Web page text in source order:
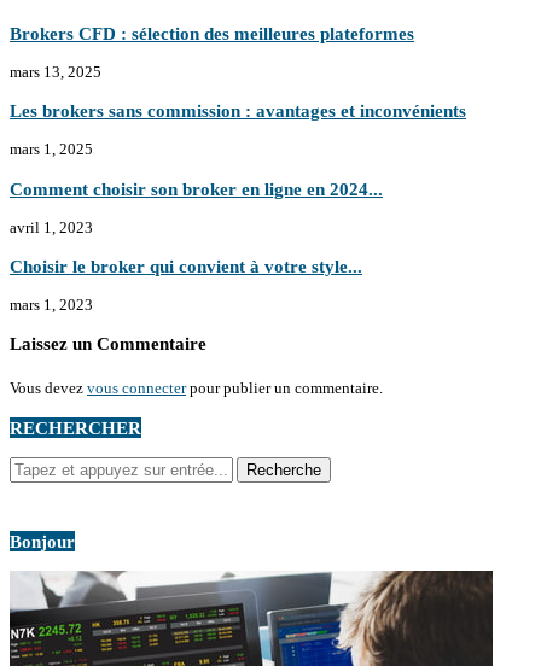
Brokers CFD : sélection des meilleures plateformes
mars 13, 2025
Les brokers sans commission : avantages et inconvénients
mars 1, 2025
Comment choisir son broker en ligne en 2024...
avril 1, 2023
Choisir le broker qui convient à votre style...
mars 1, 2023
Laissez un Commentaire
Vous devez vous connecterpour publier un commentaire.
RECHERCHER
Bonjour